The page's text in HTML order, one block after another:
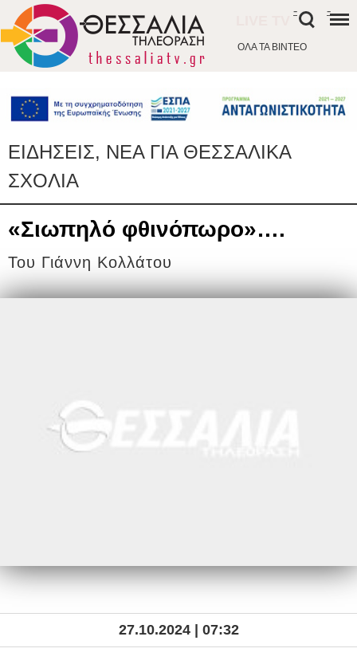
ΟΛΑ ΤΑ ΒΙΝΤΕΟ
- -
ΕΙΔΗΣΕΙΣ, ΝΕΑ ΓΙΑ ΘΕΣΣΑΛΙΚΑ
ΣΧΟΛΙΑ
«Σιωπηλό φθινόπωρο»….
Του Γιάννη Κολλάτου
27.10.2024 | 07:32